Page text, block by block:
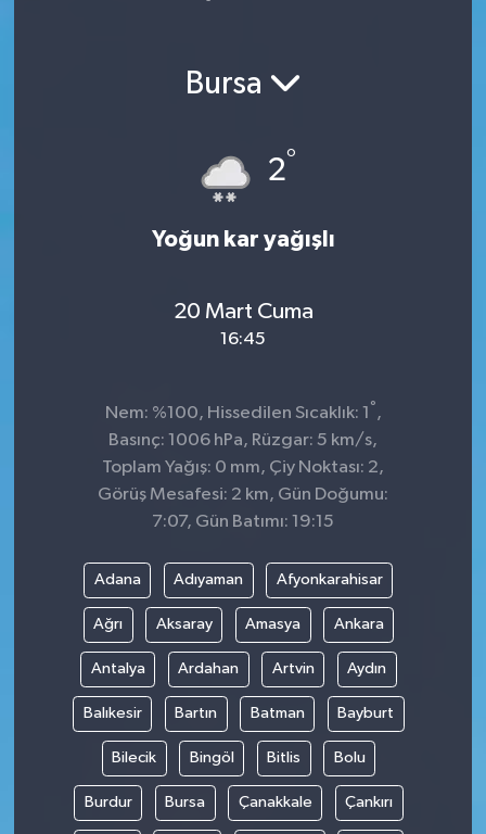
Bursa
2°
Yoğun kar yağışlı
20 Mart Cuma
16:45
Nem: %100, Hissedilen Sıcaklık: 1 ° ,
Basınç: 1006 hPa, Rüzgar: 5 km/s,
Toplam Yağış: 0 mm, Çiy Noktası: 2,
Görüş Mesafesi: 2 km, Gün Doğumu:
7:07, Gün Batımı: 19:15
Adana Adıyaman Afyonkarahisar
Ağrı Aksaray Amasya Ankara
Antalya Ardahan Artvin Aydın
Balıkesir Bartın Batman Bayburt
Bilecik Bingöl Bitlis Bolu
Burdur Bursa Çanakkale Çankırı